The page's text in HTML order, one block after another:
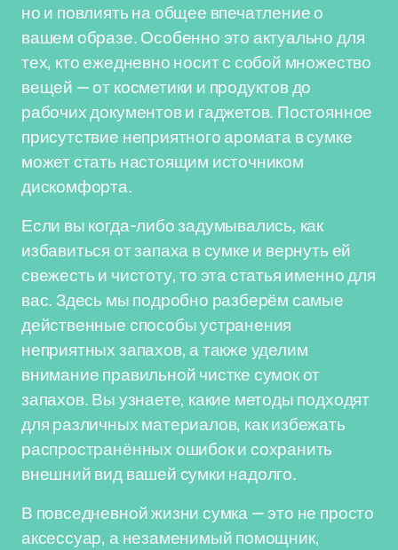
но и повлиять на общее впечатление о
вашем образе. Особенно это актуально для
тех, кто ежедневно носит с собой множество
вещей — от косметики и продуктов до
рабочих документов и гаджетов. Постоянное
присутствие неприятного аромата в сумке
может стать настоящим источником
дискомфорта.
Если вы когда-либо задумывались, как
избавиться от запаха в сумке и вернуть ей
свежесть и чистоту, то эта статья именно для
вас. Здесь мы подробно разберём самые
действенные способы устранения
неприятных запахов, а также уделим
внимание правильной чистке сумок от
запахов. Вы узнаете, какие методы подходят
для различных материалов, как избежать
распространённых ошибок и сохранить
внешний вид вашей сумки надолго.
В повседневной жизни сумка — это не просто
аксессуар, а незаменимый помощник,